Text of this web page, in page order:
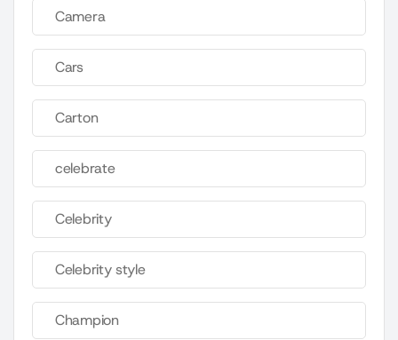
Camera
Cars
Carton
celebrate
Celebrity
Celebrity style
Champion